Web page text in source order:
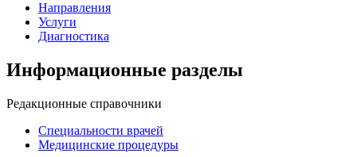
Направления
Услуги
Диагностика
Информационные разделы
Редакционные справочники
Специальности врачей
Медицинские процедуры